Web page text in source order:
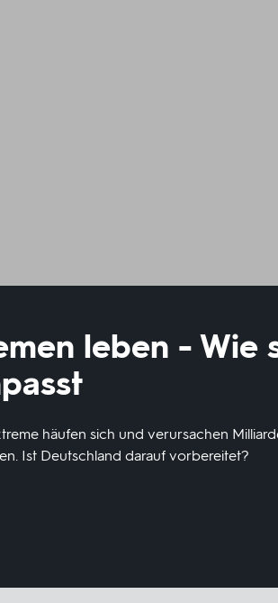
leben - Wie
häufen sich und verursachen
Ist Deutschland darauf vorbereitet?